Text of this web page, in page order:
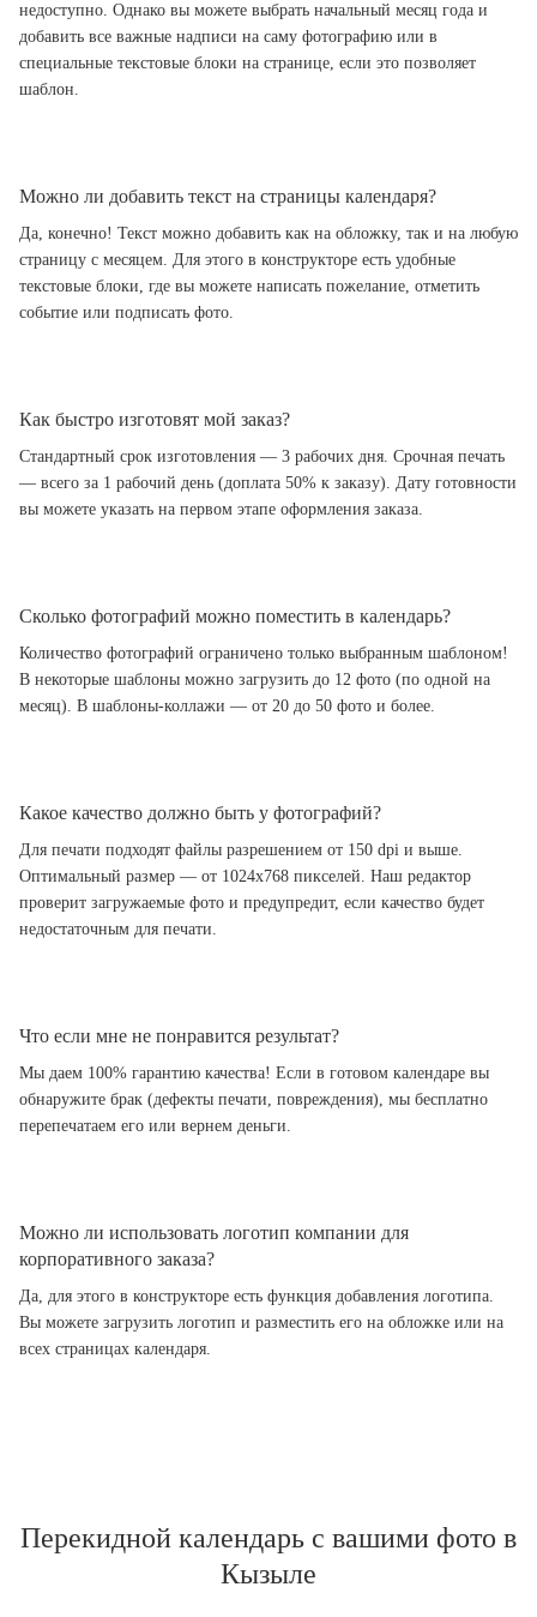
недоступно. Однако вы можете выбрать начальный месяц года и
добавить все важные надписи на саму фотографию или в
специальные текстовые блоки на странице, если это позволяет
шаблон.
Можно ли добавить текст на страницы календаря?
Да, конечно! Текст можно добавить как на обложку, так и на любую
страницу с месяцем. Для этого в конструкторе есть удобные
текстовые блоки, где вы можете написать пожелание, отметить
событие или подписать фото.
Как быстро изготовят мой заказ?
Стандартный срок изготовления — 3 рабочих дня. Срочная печать
— всего за 1 рабочий день (доплата 50% к заказу). Дату готовности
вы можете указать на первом этапе оформления заказа.
Сколько фотографий можно поместить в календарь?
Количество фотографий ограничено только выбранным шаблоном!
В некоторые шаблоны можно загрузить до 12 фото (по одной на
месяц). В шаблоны-коллажи — от 20 до 50 фото и более.
Какое качество должно быть у фотографий?
Для печати подходят файлы разрешением от 150 dpi и выше.
Оптимальный размер — от 1024x768 пикселей. Наш редактор
проверит загружаемые фото и предупредит, если качество будет
недостаточным для печати.
Что если мне не понравится результат?
Мы даем 100% гарантию качества! Если в готовом календаре вы
обнаружите брак (дефекты печати, повреждения), мы бесплатно
перепечатаем его или вернем деньги.
Можно ли использовать логотип компании для
корпоративного заказа?
Да, для этого в конструкторе есть функция добавления логотипа.
Вы можете загрузить логотип и разместить его на обложке или на
всех страницах календаря.
Перекидной календарь с вашими фото в
Кызыле